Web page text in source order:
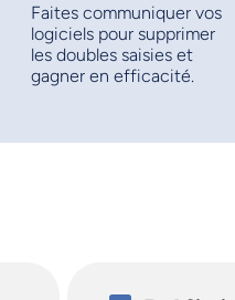
Faites communiquer vos
logiciels pour supprimer
les doubles saisies et
gagner en efficacité.